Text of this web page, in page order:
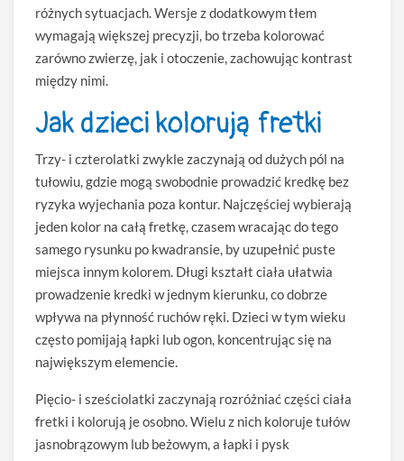
różnych sytuacjach. Wersje z dodatkowym tłem
wymagają większej precyzji, bo trzeba kolorować
zarówno zwierzę, jak i otoczenie, zachowując kontrast
między nimi.
Jak dzieci kolorują fretki
Trzy- i czterolatki zwykle zaczynają od dużych pól na
tułowiu, gdzie mogą swobodnie prowadzić kredkę bez
ryzyka wyjechania poza kontur. Najczęściej wybierają
jeden kolor na całą fretkę, czasem wracając do tego
samego rysunku po kwadransie, by uzupełnić puste
miejsca innym kolorem. Długi kształt ciała ułatwia
prowadzenie kredki w jednym kierunku, co dobrze
wpływa na płynność ruchów ręki. Dzieci w tym wieku
często pomijają łapki lub ogon, koncentrując się na
największym elemencie.
Pięcio- i sześciolatki zaczynają rozróżniać części ciała
fretki i kolorują je osobno. Wielu z nich koloruje tułów
jasnobrązowym lub beżowym, a łapki i pysk